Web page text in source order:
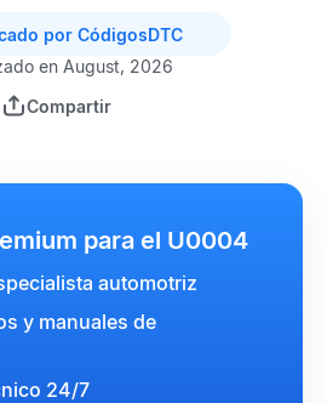
por CódigosDTC
en August, 2026
Compartir
para el U0004
automotriz
y manuales de
24/7